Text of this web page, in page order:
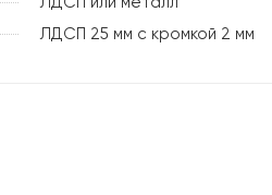
ЛДСП 25 мм с кромкой 2 мм